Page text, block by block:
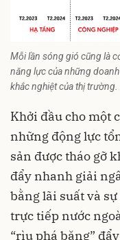
Mỗi lần sóng gió cũng là
năng lực của những
khắc nghiệt của thị trường.
Khởi đầu cho một
những động lực
sản được tháo gỡ
đẩy nhanh giải
bằng lãi suất và
trực tiếp nước
“rìu phá băng”